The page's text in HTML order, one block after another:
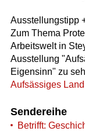
Ausstellungstipp
Zum Thema
Arbeitswelt in
Ausstellung
Eigensinn" zu
Aufsässiges
Sendereihe
Betrifft: